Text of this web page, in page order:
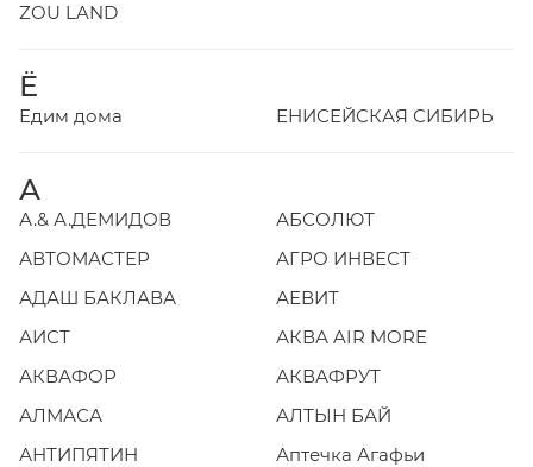
ZOU LAND
Ё
Едим дома ЕНИСЕЙСКАЯ СИБИРЬ
А
А.& А.ДЕМИДОВ
АБСОЛЮТ
АВТОМАСТЕР
АГРО ИНВЕСТ
АДАШ БАКЛАВА
АЕВИТ
АИСТ
АКВА AIR MORE
АКВАФОР
АКВАФРУТ
АЛМАСА
АЛТЫН БАЙ
АНТИПЯТИН
Аптечка Агафьи